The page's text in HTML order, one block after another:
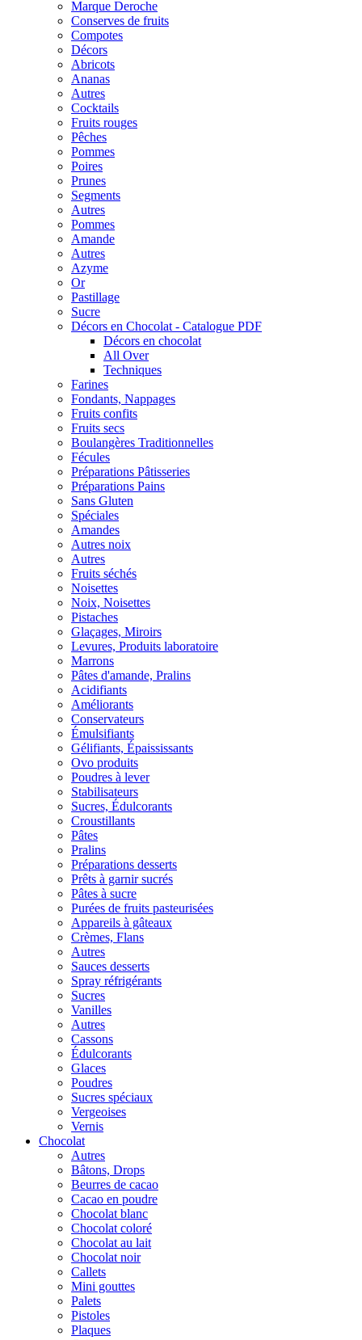
Marque Deroche
Conserves de fruits
Compotes
Décors
Abricots
Ananas
Autres
Cocktails
Fruits rouges
Pêches
Pommes
Poires
Prunes
Segments
Autres
Pommes
Amande
Autres
Azyme
Or
Pastillage
Sucre
Décors en Chocolat - Catalogue PDF
Décors en chocolat
All Over
Techniques
Farines
Fondants, Nappages
Fruits confits
Fruits secs
Boulangères Traditionnelles
Fécules
Préparations Pâtisseries
Préparations Pains
Sans Gluten
Spéciales
Amandes
Autres noix
Autres
Fruits séchés
Noisettes
Noix, Noisettes
Pistaches
Glaçages, Miroirs
Levures, Produits laboratoire
Marrons
Pâtes d'amande, Pralins
Acidifiants
Améliorants
Conservateurs
Émulsifiants
Gélifiants, Épaississants
Ovo produits
Poudres à lever
Stabilisateurs
Sucres, Édulcorants
Croustillants
Pâtes
Pralins
Préparations desserts
Prêts à garnir sucrés
Pâtes à sucre
Purées de fruits pasteurisées
Appareils à gâteaux
Crèmes, Flans
Autres
Sauces desserts
Spray réfrigérants
Sucres
Vanilles
Autres
Cassons
Édulcorants
Glaces
Poudres
Sucres spéciaux
Vergeoises
Vernis
Chocolat
Autres
Bâtons, Drops
Beurres de cacao
Cacao en poudre
Chocolat blanc
Chocolat coloré
Chocolat au lait
Chocolat noir
Callets
Mini gouttes
Palets
Pistoles
Plaques